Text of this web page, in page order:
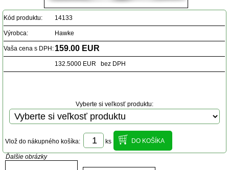
Kód produktu: 14133
Výrobca: Hawke
Vaša cena s DPH: 159.00 EUR
132.5000 EUR bez DPH
Vyberte si veľkosť produktu:
Vlož do nákupného košíka: ks
Ďalšie obrázky